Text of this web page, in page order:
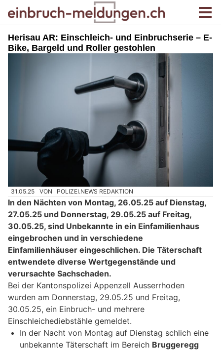
Herisau AR: Einschleich- und Einbruchserie – E-
Bike, Bargeld und Roller gestohlen
31.05.25 VON POLIZEI.NEWS REDAKTION
In den Nächten von Montag, 26.05.25 auf Dienstag,
27.05.25 und Donnerstag, 29.05.25 auf Freitag,
30.05.25, sind Unbekannte in ein Einfamilienhaus
eingebrochen und in verschiedene
Einfamilienhäuser eingeschlichen. Die Täterschaft
entwendete diverse Wertgegenstände und
verursachte Sachschaden.
Bei der Kantonspolizei Appenzell Ausserrhoden
wurden am Donnerstag, 29.05.25 und Freitag,
30.05.25, ein Einbruch- und mehrere
Einschleichediebstähle gemeldet.
In der Nacht von Montag auf Dienstag schlich eine
unbekannte Täterschaft im Bereich Bruggeregg